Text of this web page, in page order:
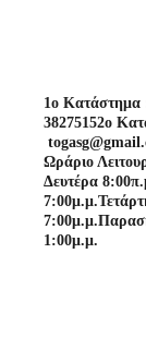
1o Κατάστημα
38275152o
Ωράριο
Δευτέρα
7:00μ.μ.
7:00μ.μ.
1:00μ.μ.